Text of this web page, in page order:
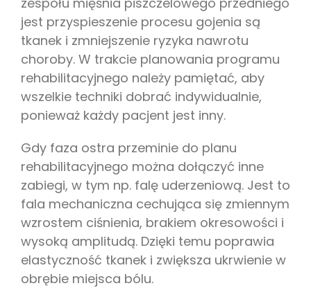
jest przyspieszenie procesu gojenia są
tkanek i zmniejszenie ryzyka nawrotu
choroby. W trakcie planowania programu
rehabilitacyjnego należy pamiętać, aby
wszelkie techniki dobrać indywidualnie,
ponieważ każdy pacjent jest inny.
Gdy faza ostra przeminie do planu
rehabilitacyjnego można dołączyć inne
zabiegi, w tym np. falę uderzeniową. Jest to
fala mechaniczna cechująca się zmiennym
wzrostem ciśnienia, brakiem okresowości i
wysoką amplitudą. Dzięki temu poprawia
elastyczność tkanek i zwiększa ukrwienie w
obrębie miejsca bólu.